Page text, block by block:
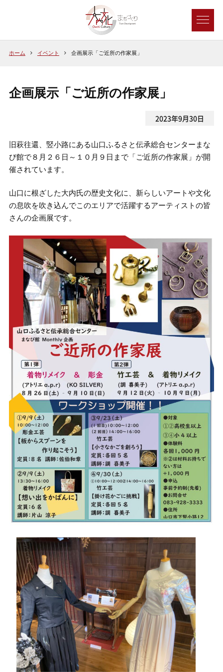
企画展示「ご近所の作家展」
ホーム イベント 企画展示「ご近所の作家展」
2023年9月30日
旧萩往還、竪小路にある山口ふるさと伝承総合センターまな
び館で８月２６日～１０月９日まで「ご近所の作家展」が開
催されています。
山口に根ざした大内氏の歴史文化に、新らしいアートや文化
の息吹を吹き込んでこのエリアで活躍するアーティストの皆
さんの企画展です。